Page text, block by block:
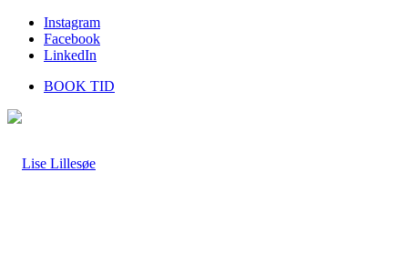
Instagram
Facebook
LinkedIn
BOOK TID